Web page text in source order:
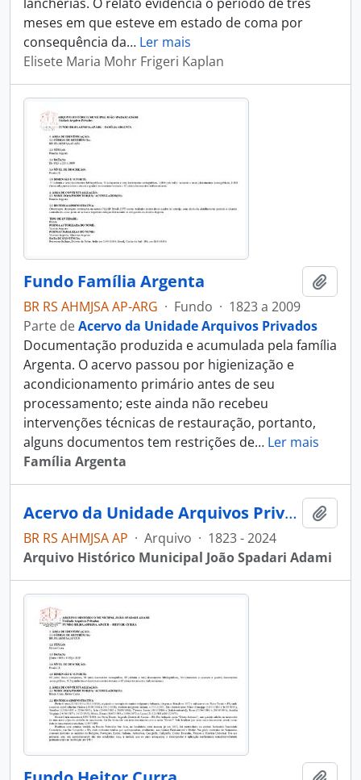
meses em que esteve em estado de coma por
consequência da… Ler mais
Elisete Maria Mohr Frigeri Kaplan
Fundo Família Argenta
BR RS AHMJSA AP-ARG · Fundo · 1823 a 2009
Parte deAcervo da Unidade Arquivos Privados
Documentação produzida e acumulada pela família
Argenta. O acervo passou por higienização e
acondicionamento primário antes de seu
processamento; este ainda não recebeu
intervenções técnicas de restauração, portanto,
alguns documentos tem restrições de… Ler mais
Família Argenta
Acervo da Unidade Arquivos Privados
BR RS AHMJSA AP · Arquivo · 1823 - 2024
Arquivo Histórico Municipal João Spadari Adami